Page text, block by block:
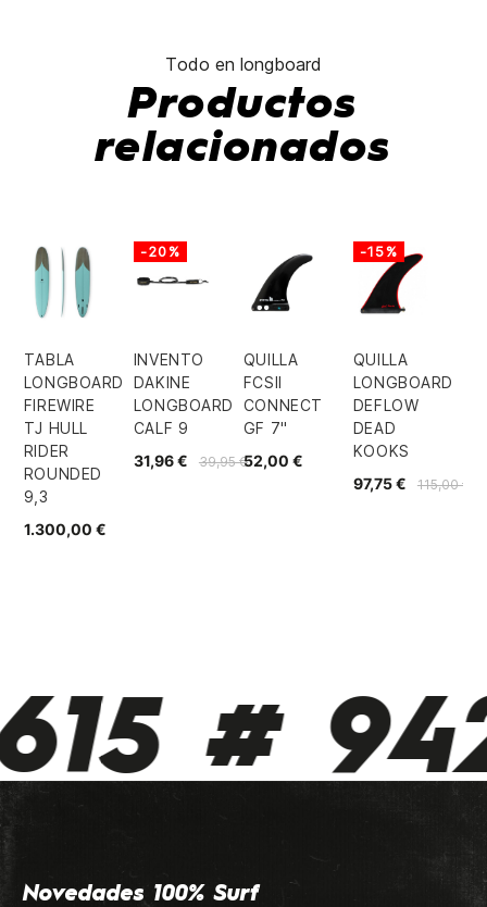
Todo en longboard
Productos
relacionados
TABLA
LONGBOARD
FIREWIRE
TJ HULL
RIDER
ROUNDED
9,3
1.300,00 €
INVENTO
DAKINE
LONGBOARD
CALF 9
39,95 €
31,96 €
-20%
QUILLA
FCSII
CONNECT
GF 7"
52,00 €
QUILLA
LONGBOARD
DEFLOW
DEAD
KOOKS
115,00 €
97,75 €
-15%
#
Novedades 100% Surf